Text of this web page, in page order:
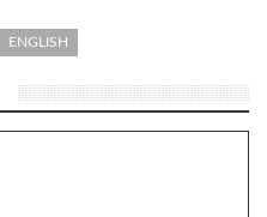
ENGLISH